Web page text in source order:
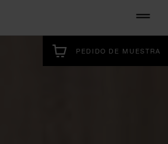
PEDIDO DE MUESTRA